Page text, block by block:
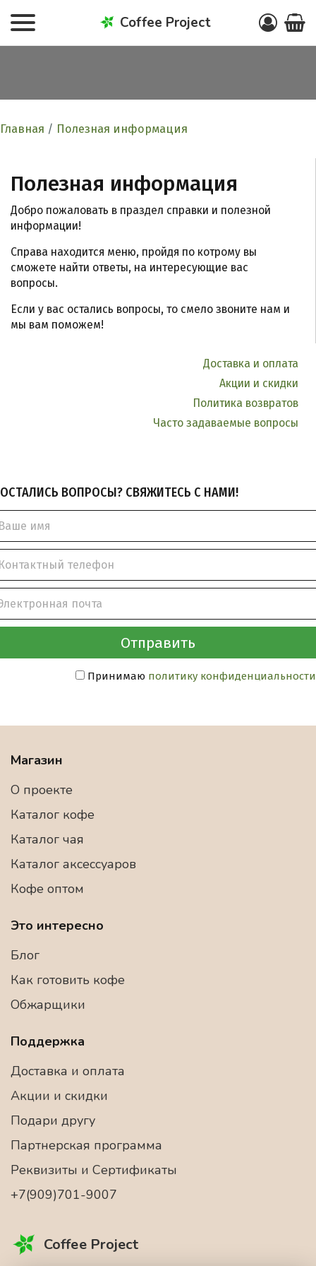
Coffee Project
Главная / Полезная информация
Полезная информация
Добро пожаловать в праздел справки и полезной
информации!
Справа находится меню, пройдя по котрому вы
сможете найти ответы, на интересующие вас
вопросы.
Если у вас остались вопросы, то смело звоните нам и
мы вам поможем!
Доставка и оплата
Акции и скидки
Политика возвратов
Часто задаваемые вопросы
ОСТАЛИСЬ ВОПРОСЫ? СВЯЖИТЕСЬ С НАМИ!
имя
телефон
почта
Принимаю политику конфиденциальности
Магазин
О проекте
Каталог кофе
Каталог чая
Каталог аксессуаров
Кофе оптом
Это интересно
Блог
Как готовить кофе
Обжарщики
Поддержка
Доставка и оплата
Акции и скидки
Подари другу
Партнерская программа
Реквизиты и Сертификаты
+7(909)701-9007
Coffee Project